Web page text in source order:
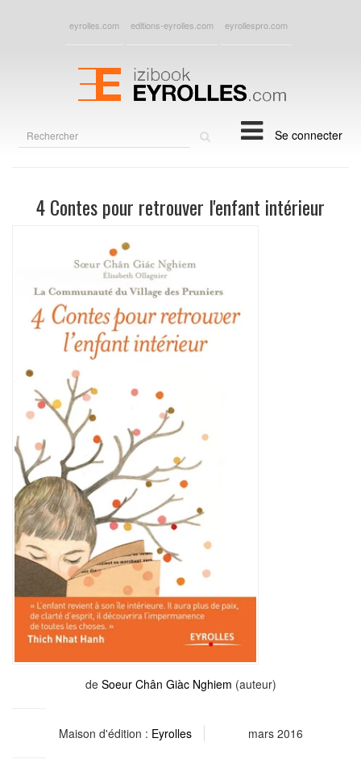
eyrolles.com editions-eyrolles.com eyrollespro.com
Se connecter
4 Contes pour retrouver l'enfant intérieur
de Soeur Chân Giàc Nghiem (auteur)
Maison d'édition : Eyrolles mars 2016